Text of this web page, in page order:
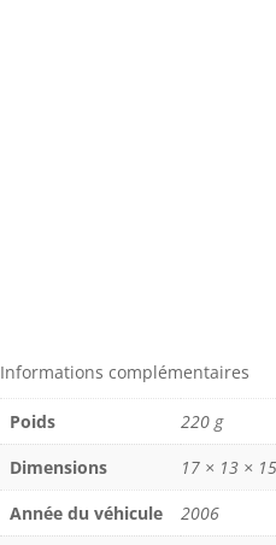
Informations complémentaires
Poids
220 g
Dimensions
17 × 13 ×
Année du véhicule
2006